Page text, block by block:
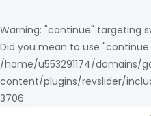
Warning: "continue" targeting
Did you mean to use "continue
/home/u553291174/
content/plugins/revslider/
3706